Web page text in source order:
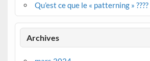
Qu’est ce que le « patterning » ????
Archives